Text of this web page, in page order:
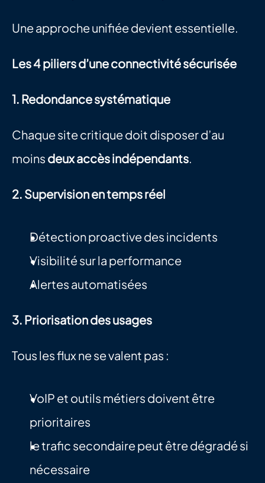
Une approche unifiée devient essentielle.
Les 4 piliers d’une connectivité sécurisée
1. Redondance systématique
Chaque site critique doit disposer d’au
moins deux accès indépendants.
2. Supervision en temps réel
Détection proactive des incidents
Visibilité sur la performance
Alertes automatisées
3. Priorisation des usages
Tous les flux ne se valent pas :
VoIP et outils métiers doivent être
prioritaires
le trafic secondaire peut être dégradé si
nécessaire